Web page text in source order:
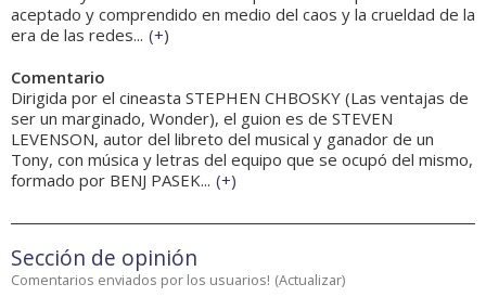
aceptado y comprendido en medio del caos y la crueldad de la
era de las redes... (+)
Comentario
Dirigida por el cineasta STEPHEN CHBOSKY (Las ventajas de
ser un marginado, Wonder), el guion es de STEVEN
LEVENSON, autor del libreto del musical y ganador de un
Tony, con música y letras del equipo que se ocupó del mismo,
formado por BENJ PASEK... (+)
Sección de opinión
Comentarios enviados por los usuarios! (Actualizar)